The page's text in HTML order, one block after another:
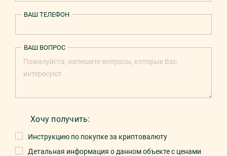
ВАШ ТЕЛЕФОН
Хочу получить:
Инструкцию по покупке за криптовалюту
Детальная информация о данном объекте с ценами
ВАШ ВОПРОС